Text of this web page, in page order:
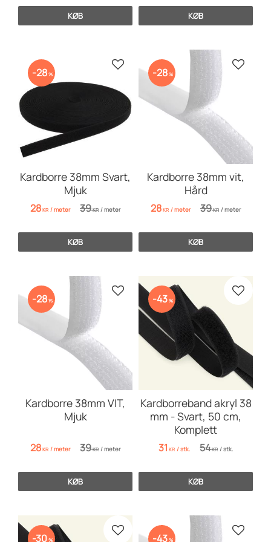
KØB KØB
Kardborre 38mm Svart,
Mjuk
28KR /meter 39KR /meter
28% Gem som favorit
KØB
Kardborre 38mm vit,
Hård
28KR /meter 39KR /meter
28% Gem
KØB
Kardborre 38mm VIT,
Mjuk
28KR /meter 39KR /meter
28% Gem som favorit
KØB
Kardborreband akryl 38
mm - Svart, 50 cm,
Komplett
31 KR /stk. 54KR /stk.
43% Gem
KØB
30% Gem som favorit
43% Gem